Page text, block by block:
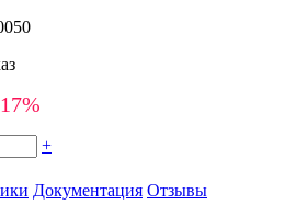
+
Документация Отзывы